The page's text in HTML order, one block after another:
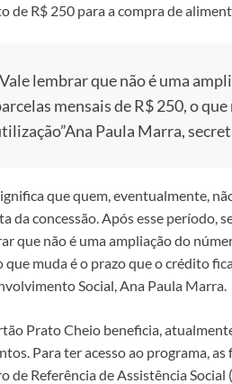
de R$ 250 para a compra de
lembrar que não é uma
mensais de R$ 250, o
Ana Paula Marra,
que quem, eventualmente,
da concessão. Após esse período,
que não é uma ampliação do
que muda é o prazo que o crédito
Social, Ana Paula Marra.
Prato Cheio beneficia,
Para ter acesso ao programa,
de Referência de Assistência